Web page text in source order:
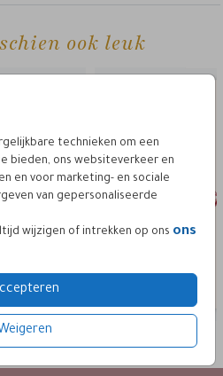
technieken om een
bieden, ons websiteverkeer en
en voor marketing- en sociale
van gepersonaliseerde
wijzigen of intrekken op ons ons
ook leuk